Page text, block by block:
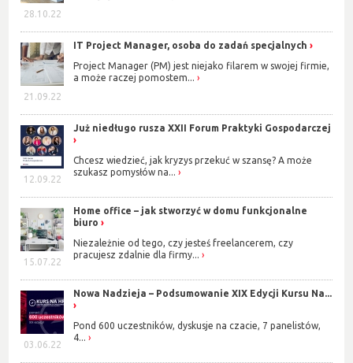
28.10.22
21.09.22
IT Project Manager, osoba do zadań specjalnych
Project Manager (PM) jest niejako filarem w swojej firmie,
a może raczej pomostem...
12.09.22
Już niedługo rusza XXII Forum Praktyki Gospodarczej
Chcesz wiedzieć, jak kryzys przekuć w szansę? A może
szukasz pomysłów na...
15.07.22
Home office – jak stworzyć w domu funkcjonalne
biuro
Niezależnie od tego, czy jesteś freelancerem, czy
pracujesz zdalnie dla firmy...
03.06.22
Nowa Nadzieja – Podsumowanie XIX Edycji Kursu Na...
Pond 600 uczestników, dyskusje na czacie, 7 panelistów,
4...